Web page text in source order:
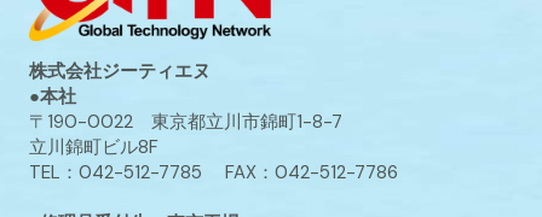
株式会社ジーティエヌ
●本社
〒190-0022 東京都立川市錦町1-8-7
立川錦町ビル8F
TEL：042-512-7785 FAX：042-512-7786